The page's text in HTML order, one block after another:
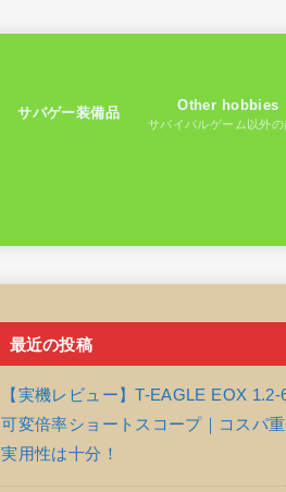
サバゲー装備品 Other hobbies
サバイバルゲーム以外
最近の投稿
【実機レビュー】T-EAGLE EOX 1.2-
可変倍率ショートスコープ｜コスパ
実用性は十分！